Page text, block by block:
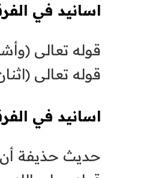
اسانيد في
قوله تعالى
قوله تعالى
اسانيد في
حديث حذيفة أن